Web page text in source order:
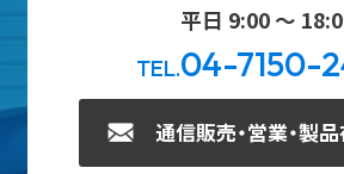
平日 9:00 ～
TEL.04-7150-
通信販売・営業・製